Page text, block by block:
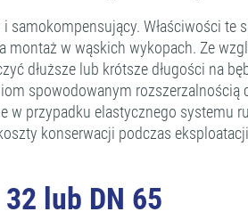
Właściwości
w wąskich wykopach. Ze
dłuższe lub krótsze długości na
spowodowanym
przypadku elastycznego systemu
konserwacji podczas
lub DN 65